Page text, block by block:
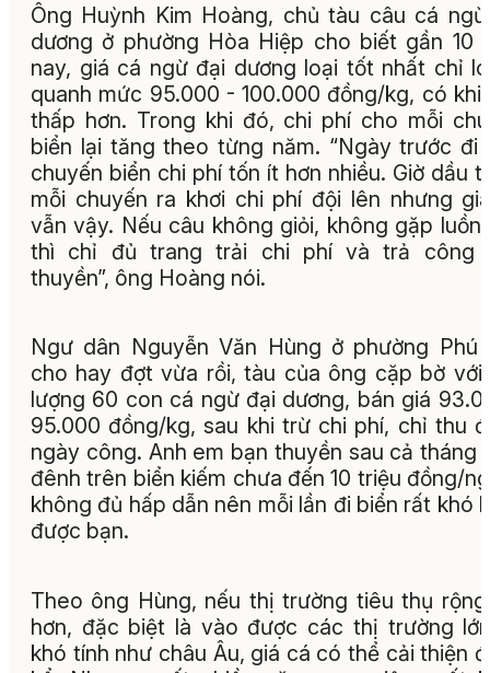
Ông Huỳnh Kim Hoàng, chủ tàu câu cá
dương ở phường Hòa Hiệp cho biết gần 10
nay, giá cá ngừ đại dương loại tốt nhất chỉ
quanh mức 95.000 - 100.000 đồng/kg, có khi
thấp hơn. Trong khi đó, chi phí cho mỗi
biển lại tăng theo từng năm. “Ngày trước đi
chuyến biển chi phí tốn ít hơn nhiều. Giờ dầu
mỗi chuyến ra khơi chi phí đội lên nhưng
vẫn vậy. Nếu câu không giỏi, không gặp
thì chỉ đủ trang trải chi phí và trả công
thuyền”, ông Hoàng nói.
Ngư dân Nguyễn Văn Hùng ở phường Phú
cho hay đợt vừa rồi, tàu của ông cặp bờ với
lượng 60 con cá ngừ đại dương, bán giá
95.000 đồng/kg, sau khi trừ chi phí, chỉ thu
ngày công. Anh em bạn thuyền sau cả tháng
đênh trên biển kiếm chưa đến 10 triệu đồng/
không đủ hấp dẫn nên mỗi lần đi biển rất khó
được bạn.
Theo ông Hùng, nếu thị trường tiêu thụ
hơn, đặc biệt là vào được các thị trường
khó tính như châu Âu, giá cá có thể cải thiện